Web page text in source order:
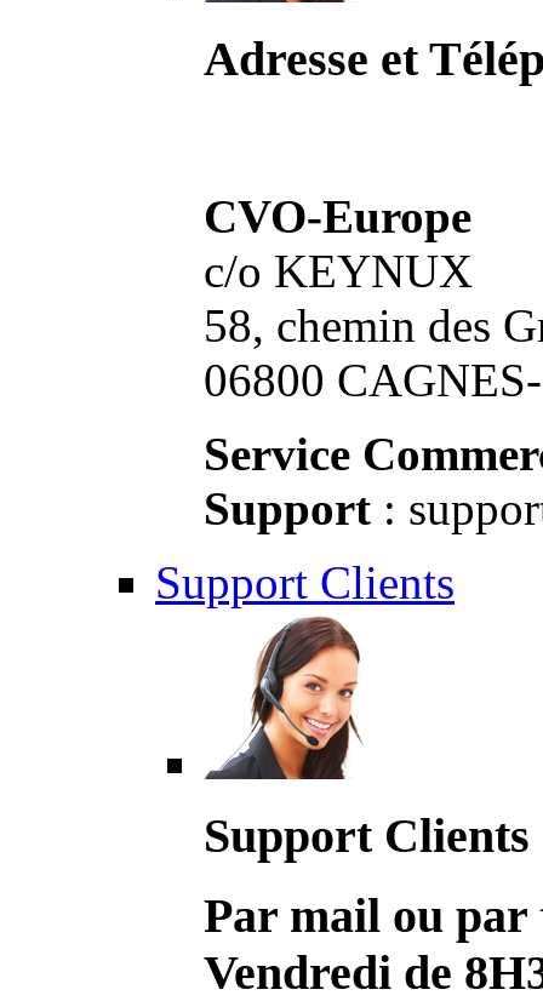
Adresse et
CVO-Europe
c/o KEYNUX
58, chemin des
06800
Service
Support :
Support Clients
Support Clients
Par mail ou par
Vendredi de